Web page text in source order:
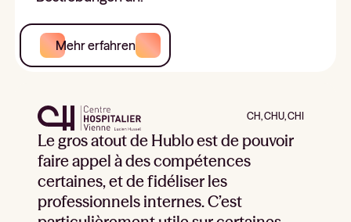
Mehr erfahren
CH, CHU, CHI
Le gros atout de Hublo est de pouvoir
faire appel à des compétences
certaines, et de fidéliser les
professionnels internes. C’est